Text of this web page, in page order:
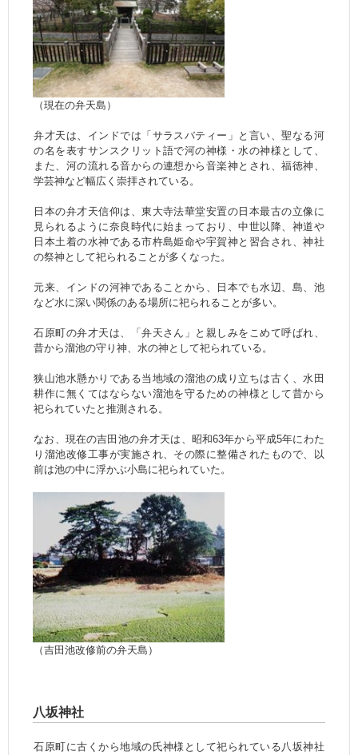
（現在の弁天島）
弁才天は、インドでは「サラスバティー」と言い、聖なる河
の名を表すサンスクリット語で河の神様・水の神様として、
また、河の流れる音からの連想から音楽神とされ、福徳神、
学芸神など幅広く崇拝されている。
日本の弁才天信仰は、東大寺法華堂安置の日本最古の立像に
見られるように奈良時代に始まっており、中世以降、神道や
日本土着の水神である市杵島姫命や宇賀神と習合され、神社
の祭神として祀られることが多くなった。
元来、インドの河神であることから、日本でも水辺、島、池
など水に深い関係のある場所に祀られることが多い。
石原町の弁才天は、「弁天さん」と親しみをこめて呼ばれ、
昔から溜池の守り神、水の神として祀られている。
狭山池水懸かりである当地域の溜池の成り立ちは古く、水田
耕作に無くてはならない溜池を守るための神様として昔から
祀られていたと推測される。
なお、現在の吉田池の弁才天は、昭和63年から平成5年にわた
り溜池改修工事が実施され、その際に整備されたもので、以
前は池の中に浮かぶ小島に祀られていた。
（吉田池改修前の弁天島）
八坂神社
石原町に古くから地域の氏神様として祀られている八坂神社